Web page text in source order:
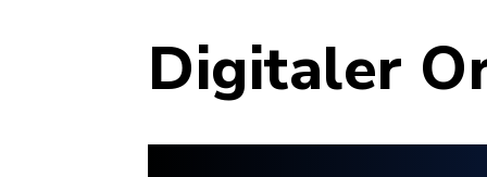
Digitaler